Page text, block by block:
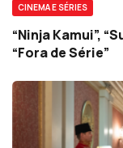
CINEMA E SÉRIES
“Ninja Kamui”,
“Fora de Série”